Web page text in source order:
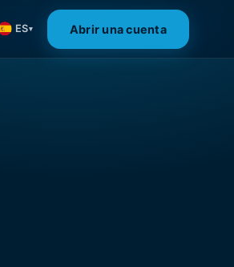
ES▾ Abrir una cuenta